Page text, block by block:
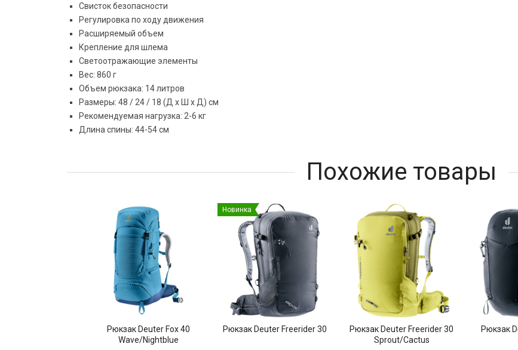
Свисток безопасности
Регулировка по ходу движения
Расширяемый объем
Крепление для шлема
Светоотражающие элементы
Вес: 860 г
Объем рюкзака: 14 литров
Размеры: 48 / 24 / 18 (Д x Ш x Д) см
Рекомендуемая нагрузка: 2-6 кг
Длина спины: 44-54 см
Похожие товары
Рюкзак Deuter Fox 40
Wave/Nightblue
Новинка
Рюкзак Deuter Freerider 30
Рюкзак Deuter Freerider 30
Sprout/Cactus
Рюкзак